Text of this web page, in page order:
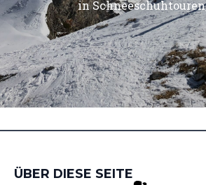
in Schneeschuhtouren
ÜBER DIESE SEITE